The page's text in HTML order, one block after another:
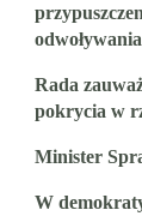
Rada
pokrycia w
Minister
W